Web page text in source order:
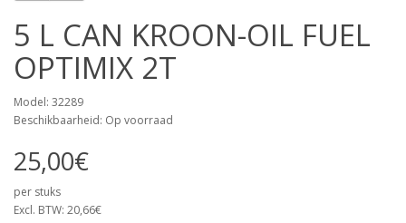
5 L CAN KROON-OIL FUEL
OPTIMIX 2T
Model: 32289
Beschikbaarheid: Op voorraad
25,00€
per stuks
Excl. BTW: 20,66€